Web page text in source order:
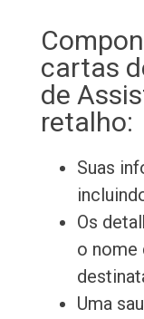
cartas
de
retalho:
Suas
Os
o nome
Uma